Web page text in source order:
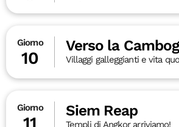
Giorno
10
Verso la
Villaggi galleggianti e vita
Giorno Siem Reap
Templi di Angkor arriviamo!